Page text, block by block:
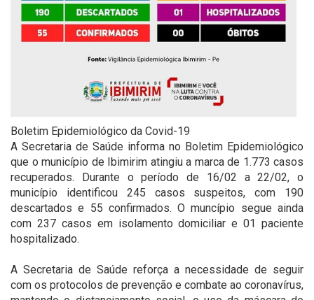
Boletim Epidemiológico da Covid-19
A Secretaria de Saúde informa no Boletim Epidemiológico
que o município de Ibimirim atingiu a marca de 1.773 casos
recuperados. Durante o período de 16/02 a 22/02, o
município identificou 245 casos suspeitos, com 190
descartados e 55 confirmados. O muncípio segue ainda
com 237 casos em isolamento domiciliar e 01 paciente
hospitalizado.
A Secretaria de Saúde reforça a necessidade de seguir
com os protocolos de prevenção e combate ao coronavírus,